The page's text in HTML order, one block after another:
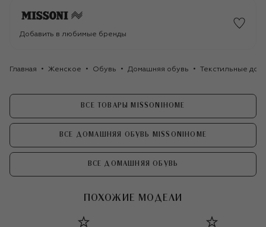
Добавить в любимые бренды
Главная Женское Обувь Домашняя обувь Текстильные
ВСЕ ТОВАРЫ MISSONIHOME
ВСЕ ДОМАШНЯЯ ОБУВЬ MISSONIHOME
ВСЕ ДОМАШНЯЯ ОБУВЬ
ПОХОЖИЕ МОДЕЛИ